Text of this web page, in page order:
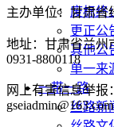
废标终
更正公
其他公
单一来
一带一路
丝路新
主办单位：甘肃省
地址：甘肃省兰州
0931-8800118
网上有害信息举报
gseiadmin@163.com